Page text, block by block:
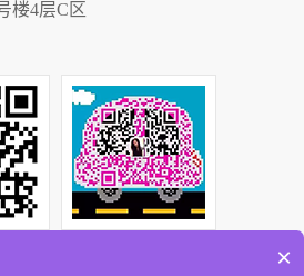
楼4层C区
×